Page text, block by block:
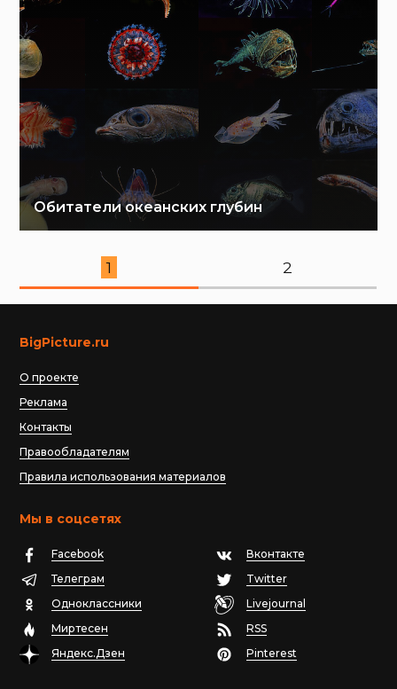
Обитатели океанских глубин
1 2
BigPicture.ru
О проекте
Реклама
Контакты
Правообладателям
Правила использования материалов
Мы в соцсетях
Facebook
Вконтакте
Телеграм
Twitter
Одноклассники
Livejournal
Миртесен
RSS
Яндекс.Дзен
Pinterest